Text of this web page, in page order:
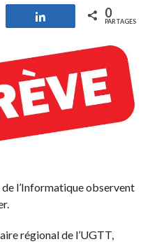
Partagez 0
PARTAGES
l’Informatique observent
régional de l’UGTT,